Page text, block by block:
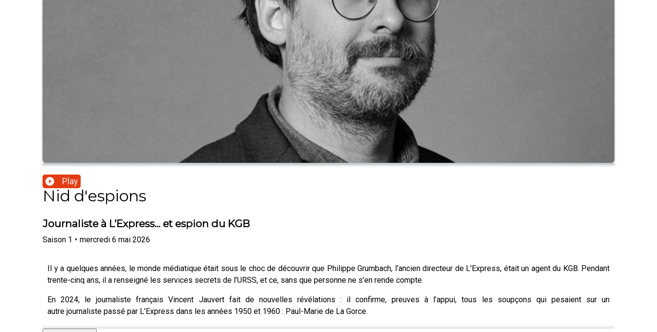
Play
Nid d'espions
Journaliste à L’Express... et espion du KGB
Saison 1 • mercredi 6 mai 2026
Il y a quelques années, le monde médiatique était sous le choc de découvrir que Philippe Grumbach, l’ancien directeur de L’Express, était un agent du KGB. Pendant
trente-cinq ans, il a renseigné les services secrets de l’URSS, et ce, sans que personne ne s’en rende compte.
En 2024, le journaliste français Vincent Jauvert fait de nouvelles révélations : il confirme, preuves à l’appui, tous les soupçons qui pesaient sur un
autre journaliste passé par L’Express dans les années 1950 et 1960 : Paul-Marie de La Gorce.